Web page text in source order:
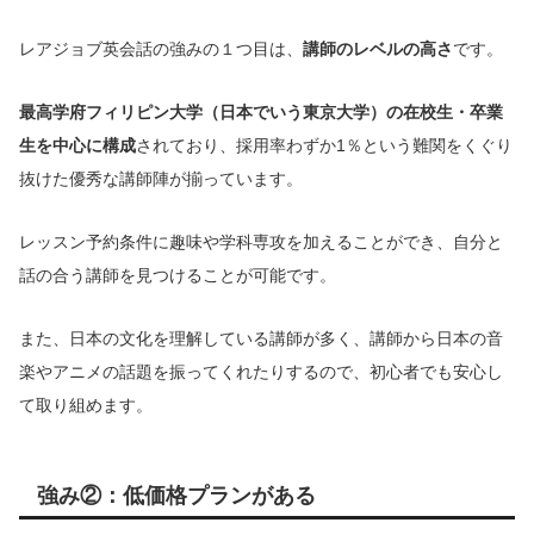
レアジョブ英会話の強みの１つ目は、 講師のレベルの高さです。
最高学府フィリピン大学（日本でいう東京大学）の在校生・卒業
生を中心に構成されており、採用率わずか1％という難関をくぐり
抜けた優秀な講師陣が揃っています。
レッスン予約条件に趣味や学科専攻を加えることができ、自分と
話の合う講師を見つけることが可能です。
また、日本の文化を理解している講師が多く、講師から日本の音
楽やアニメの話題を振ってくれたりするので、初心者でも安心し
て取り組めます。
強み②：低価格プランがある